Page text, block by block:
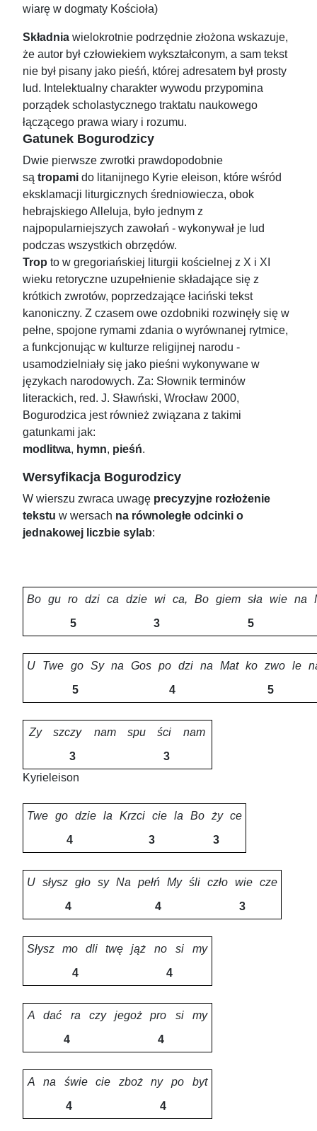
wiarę w dogmaty Kościoła)
Składnia wielokrotnie podrzędnie złożona wskazuje,
że autor był człowiekiem wykształconym, a sam tekst
nie był pisany jako pieśń, której adresatem był prosty
lud. Intelektualny charakter wywodu przypomina
porządek scholastycznego traktatu naukowego
łączącego prawa wiary i rozumu.
Gatunek Bogurodzicy
Dwie pierwsze zwrotki prawdopodobnie
są tropami do litanijnego Kyrie eleison, które wśród
eksklamacji liturgicznych średniowiecza, obok
hebrajskiego Alleluja, było jednym z
najpopularniejszych zawołań - wykonywał je lud
podczas wszystkich obrzędów.
Trop to w gregoriańskiej liturgii kościelnej z X i XI
wieku retoryczne uzupełnienie składające się z
krótkich zwrotów, poprzedzające łaciński tekst
kanoniczny. Z czasem owe ozdobniki rozwinęły się w
pełne, spojone rymami zdania o wyrównanej rytmice,
a funkcjonując w kulturze religijnej narodu -
usamodzielniały się jako pieśni wykonywane w
językach narodowych. Za: Słownik terminów
literackich, red. J. Sławński, Wrocław 2000,
Bogurodzica jest również związana z takimi
gatunkami jak:
modlitwa, hymn, pieśń.
Wersyfikacja Bogurodzicy
W wierszu zwraca uwagę precyzyjne rozłożenie
tekstu w wersach na równoległe odcinki o
jednakowej liczbie sylab:
Bo gu ro dzi ca dzie wi ca, Bo giem sła wie na
5
3 5
U Twe go Sy na Gos po dzi na Mat ko zwo le
5
4 5
Zy szczy nam spu ści
nam
3
3
Kyrieleison
Twe go dzie la Krzci cie la Bo ży ce
4
3 3
U słysz gło sy Na pełń My śli czło wie cze
4
4 3
Słysz mo dli twę jąż no si
my
4
4
A dać ra czy jegoż pro si
my
4
4
A na świe cie zboż ny po
byt
4
4